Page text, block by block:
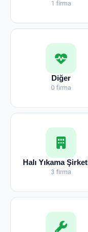
1 firma
Diğer
0 firma
Halı Yıkama
3 firma